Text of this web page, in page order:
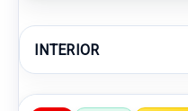
INTERIOR